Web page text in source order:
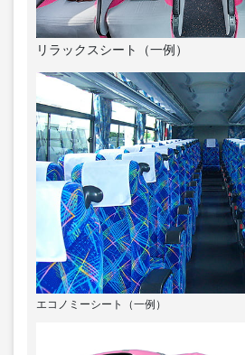
リラックスシート（一例）
エコノミーシート（一例）